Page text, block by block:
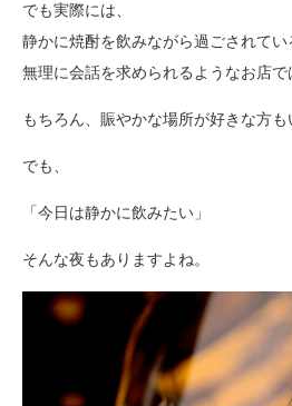
でも実際には、
静かに焼酎を飲みながら過ごされてい
無理に会話を求められるようなお店で
もちろん、賑やかな場所が好きな方も
でも、
「今日は静かに飲みたい」
そんな夜もありますよね。